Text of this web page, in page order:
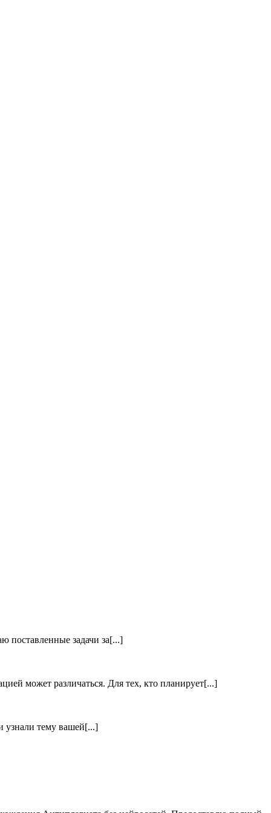
поставленные задачи за[...]
может различаться. Для тех, кто планирует[...]
узнали тему вашей[...]